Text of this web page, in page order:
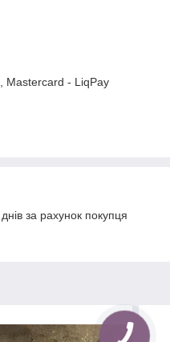
Mastercard - LiqPay
за рахунок покупця